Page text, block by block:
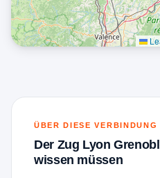
ÜBER DIESE VERBINDUNG
Der Zug Lyon
wissen müssen